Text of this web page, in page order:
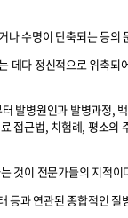
수명이 단축되는 등의
데다 정신적으로 위축
터 발병원인과 발병과
접근법, 치험례, 평소
것이 전문가들의 지적이
등과 연관된 종합적인 질